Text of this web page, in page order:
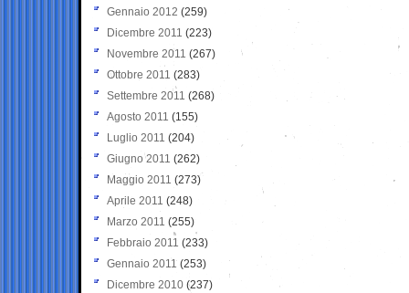
Gennaio 2012 (259)
Dicembre 2011 (223)
Novembre 2011 (267)
Ottobre 2011 (283)
Settembre 2011 (268)
Agosto 2011 (155)
Luglio 2011 (204)
Giugno 2011 (262)
Maggio 2011 (273)
Aprile 2011 (248)
Marzo 2011 (255)
Febbraio 2011 (233)
Gennaio 2011 (253)
Dicembre 2010 (237)